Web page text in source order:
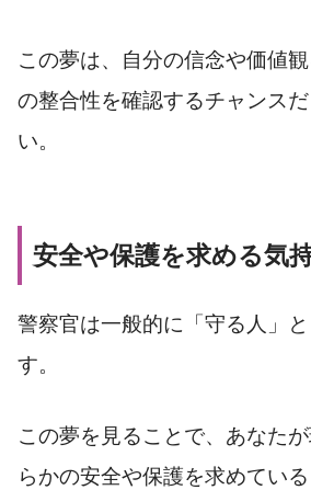
この夢は、自分の信念や価値
の整合性を確認するチャンス
い。
安全や保護を求める気
警察官は一般的に「守る人」
す。
この夢を見ることで、あなた
らかの安全や保護を求めてい